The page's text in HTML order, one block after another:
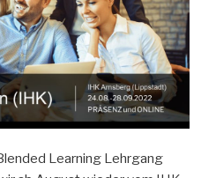
Learning Lehrgang